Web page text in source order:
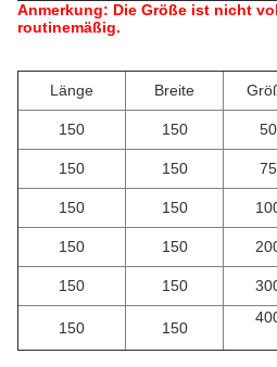
Anmerkung: Die Größe ist nicht
routinemäßig.
Länge Breite
150 150 50
150 150 75
150 150
150 150
150 150
150 150